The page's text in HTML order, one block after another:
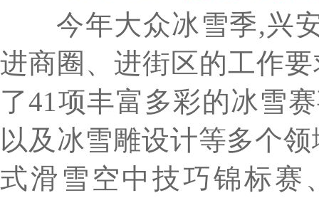
今年大众冰雪季,兴安
进商圈、进街区的工作
了41项丰富多彩的冰雪
以及冰雪雕设计等多个
式滑雪空中技巧锦标赛